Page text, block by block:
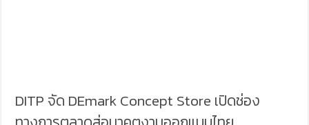
DITP จัด DEmark Concept Store เปิดช่อง